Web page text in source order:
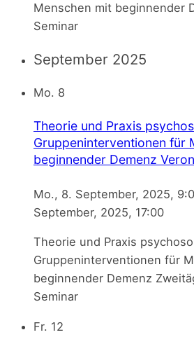
Menschen mit beginnender
Seminar
September 2025
Mo. 8
Theorie und Praxis
Gruppeninterventionen für
beginnender Demenz
Mo., 8. September, 2025,
September, 2025, 17:00
Theorie und Praxis
Gruppeninterventionen für
beginnender Demenz
Seminar
Fr. 12